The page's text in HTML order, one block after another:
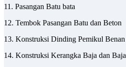
11. Pasangan Batu bata
12. Tembok Pasangan Batu dan Beton
13. Konstruksi Dinding Pemikul
14. Konstruksi Kerangka Baja dan